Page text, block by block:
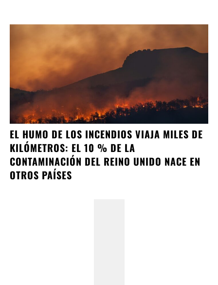
EL HUMO DE LOS INCENDIOS VIAJA MILES DE
KILÓMETROS: EL 10 % DE LA
CONTAMINACIÓN DEL REINO UNIDO NACE EN
OTROS PAÍSES